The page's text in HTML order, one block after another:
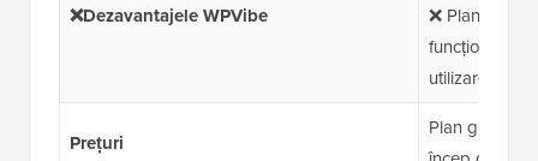
❌Dezavantajele WPVibe
❌ Planul
utilizare
Prețuri
Plan gratuit